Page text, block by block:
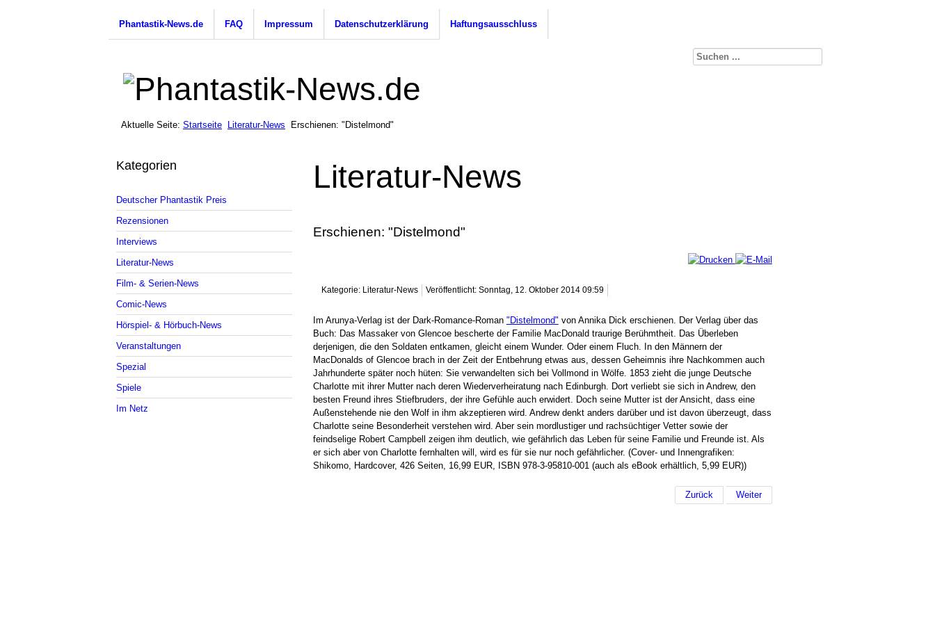
Phantastik-News.de FAQ Impressum Datenschutzerklärung Haftungsausschluss
Aktuelle Seite: Startseite Literatur-News Erschienen: "Distelmond"
Kategorien
Deutscher Phantastik Preis
Rezensionen
Interviews
Literatur-News
Film- & Serien-News
Comic-News
Hörspiel- & Hörbuch-News
Veranstaltungen
Spezial
Spiele
Im Netz
Literatur-News
Erschienen: "Distelmond"
Kategorie: Literatur-News Veröffentlicht: Sonntag, 12. Oktober 2014 09:59
Im Arunya-Verlag ist der Dark-Romance-Roman "Distelmond" von Annika Dick erschienen. Der Verlag über das
Buch: Das Massaker von Glencoe bescherte der Familie MacDonald traurige Berühmtheit. Das Überleben
derjenigen, die den Soldaten entkamen, gleicht einem Wunder. Oder einem Fluch. In den Männern der
MacDonalds of Glencoe brach in der Zeit der Entbehrung etwas aus, dessen Geheimnis ihre Nachkommen auch
Jahrhunderte später noch hüten: Sie verwandelten sich bei Vollmond in Wölfe. 1853 zieht die junge Deutsche
Charlotte mit ihrer Mutter nach deren Wiederverheiratung nach Edinburgh. Dort verliebt sie sich in Andrew, den
besten Freund ihres Stiefbruders, der ihre Gefühle auch erwidert. Doch seine Mutter ist der Ansicht, dass eine
Außenstehende nie den Wolf in ihm akzeptieren wird. Andrew denkt anders darüber und ist davon überzeugt, dass
Charlotte seine Besonderheit verstehen wird. Aber sein mordlustiger und rachsüchtiger Vetter sowie der
feindselige Robert Campbell zeigen ihm deutlich, wie gefährlich das Leben für seine Familie und Freunde ist. Als
er sich aber von Charlotte fernhalten will, wird es für sie nur noch gefährlicher. (Cover- und Innengrafiken:
Shikomo, Hardcover, 426 Seiten, 16,99 EUR, ISBN 978-3-95810-001 (auch als eBook erhältlich, 5,99 EUR))
Zurück Weiter